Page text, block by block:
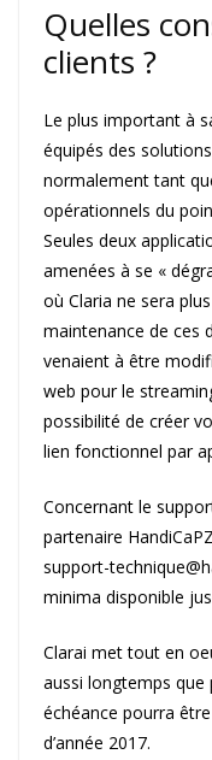
Quelles
clients ?
Le plus important à
équipés des
normalement tant
opérationnels du
Seules deux
amenées à se «
où Claria ne sera
maintenance de ces
venaient à être
web pour le
possibilité de créer
lien fonctionnel par
Concernant le
partenaire
support-
minima disponible
Clarai met tout en
aussi longtemps que
échéance pourra
d’année 2017.